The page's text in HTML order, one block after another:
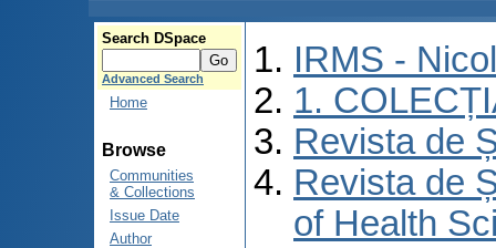
Search DSpace
Advanced Search
Home
Browse
Communities
& Collections
Issue Date
Author
IRMS -
1.
Revista de
Revista de
of Health